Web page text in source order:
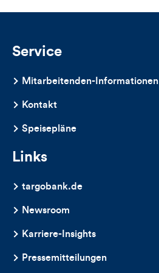
Kommentare
dieses
Artikels
Service
Mitarbeitenden-Informationen
Kontakt
Speisepläne
Links
targobank.de
Newsroom
Karriere-Insights
Pressemitteilungen